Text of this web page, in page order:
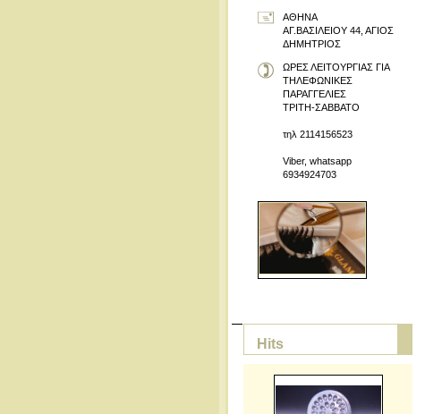
ΑΘΗΝΑ
ΑΓ.ΒΑΣΙΛΕΙΟΥ 44, ΑΓΙΟΣ
ΔΗΜΗΤΡΙΟΣ
ΩΡΕΣ ΛΕΙΤΟΥΡΓΙΑΣ ΓΙΑ
ΤΗΛΕΦΩΝΙΚΕΣ
ΠΑΡΑΓΓΕΛΙΕΣ
ΤΡΙΤΗ-ΣΑΒΒΑΤΟ
τηλ 2114156523
Viber, whatsapp
6934924703
Hits